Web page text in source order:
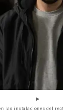
las instalaciones del